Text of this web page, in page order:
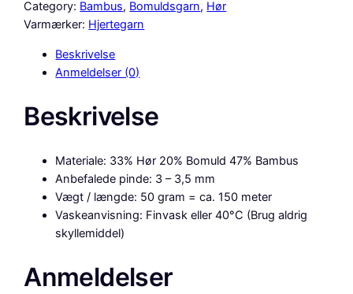
e
r
H
Category: Bambus, Bomuldsgarn, Hør
Varmærker: Hjertegarn
Beskrivelse
Anmeldelser (0)
Beskrivelse
Materiale: 33% Hør 20% Bomuld 47% Bambus
Anbefalede pinde: 3 – 3,5 mm
Vægt / længde: 50 gram = ca. 150 meter
Vaskeanvisning: Finvask eller 40°C (Brug aldrig
skyllemiddel)
Anmeldelser